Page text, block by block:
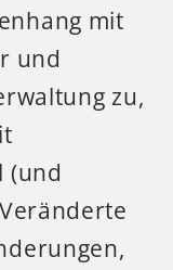
mit
und
zu,
(und